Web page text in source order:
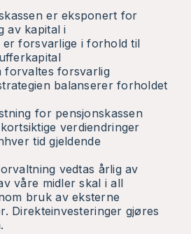
er eksponert for
av kapital i
forsvarlige i forhold til
forvaltes forsvarlig
balanserer forholdet
for pensjonskassen
verdiendringer
tid gjeldende
vedtas årlig av
våre midler skal i all
bruk av eksterne
Direkteinvesteringer gjøres